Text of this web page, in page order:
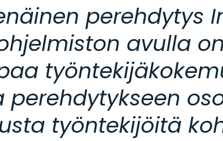
perehdytys
avulla
työntekijöitä